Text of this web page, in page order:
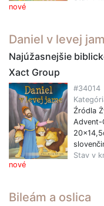
nové
Daniel v levej
Najúžasnejšie
Xact Group
nové
#34014
Źródla
Advent-
Stav v
Bileám a oslica